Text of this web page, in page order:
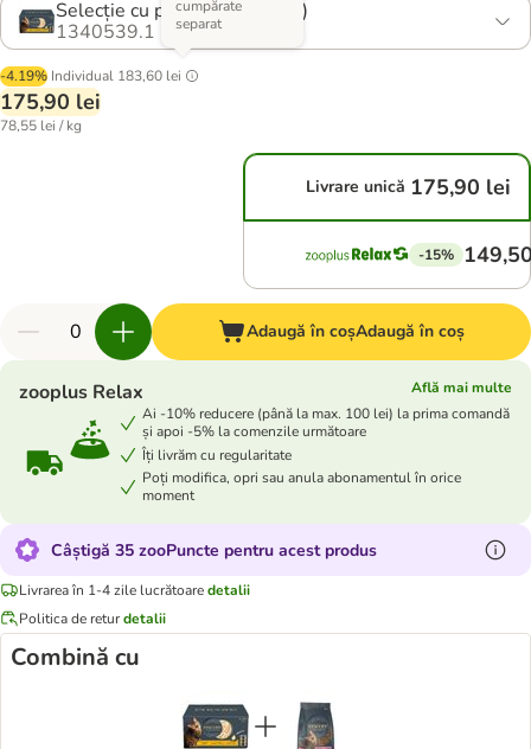
Selecție cu pui (3 sortimente)
1340539.1
-4.19% Individual 183,60 lei
cumpărate
separat
175,90 lei
78,55 lei / kg
Livrare unică 175,90 lei
-15%
Adaugă în coșAdaugă în coș
zooplus Relax
Află mai multe
Ai -10% reducere (până la max. 100 lei) la prima comandă
și apoi -5% la comenzile următoare
Îți livrăm cu regularitate
Poți modifica, opri sau anula abonamentul în orice
moment
Câștigă 35 zooPuncte pentru acest produs
Livrarea în 1-4 zile lucrătoaredetalii
Politica de returdetalii
Combină cu